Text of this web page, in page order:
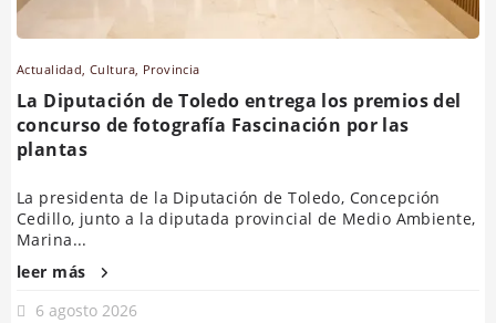
Actualidad ,Cultura Provincia
La Diputación de Toledo entrega los premios del
concurso de fotografía Fascinación por las
plantas
La presidenta de la Diputación de Toledo, Concepción
Cedillo, junto a la diputada provincial de Medio Ambiente,
Marina...
leer más
6 agosto 2026